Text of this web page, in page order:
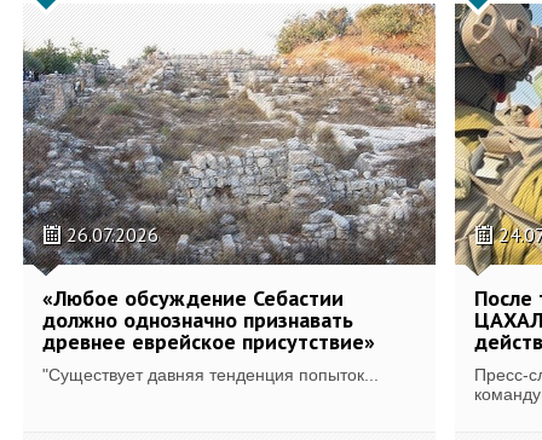
26.07.2026
«Любое обсуждение Себастии
должно однозначно признавать
древнее еврейское присутствие»
"Существует давняя тенденция попыток...
После
Пресс-